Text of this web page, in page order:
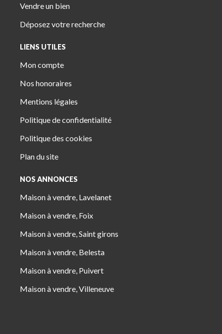
Vendre un bien
Déposez votre recherche
LIENS UTILES
Mon compte
Nos honoraires
Mentions légales
Politique de confidentialité
Politique des cookies
Plan du site
NOS ANNONCES
Maison à vendre, Lavelanet
Maison à vendre, Foix
Maison à vendre, Saint girons
Maison à vendre, Belesta
Maison à vendre, Puivert
Maison à vendre, Villeneuve